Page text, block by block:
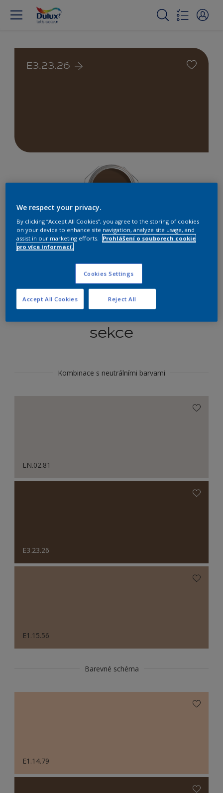
E3.23.26
Najít výrobek v tomto odstínu
Koordinovat barevné
sekce
Kombinace s neutrálními barvami
EN.02.81
E3.23.26
E1.15.56
Barevné schéma
E1.14.79
We respect your privacy.
By clicking “Accept All Cookies”, you agree to the storing of cookies
on your device to enhance site navigation, analyze site usage, and
assist in our marketing efforts.
Prohlášení o souborech cookie
pro více informací.
Cookies Settings
Reject All
Accept All Cookies